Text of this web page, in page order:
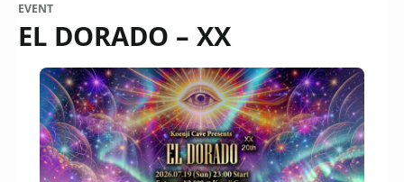
EVENT
EL DORADO – XX